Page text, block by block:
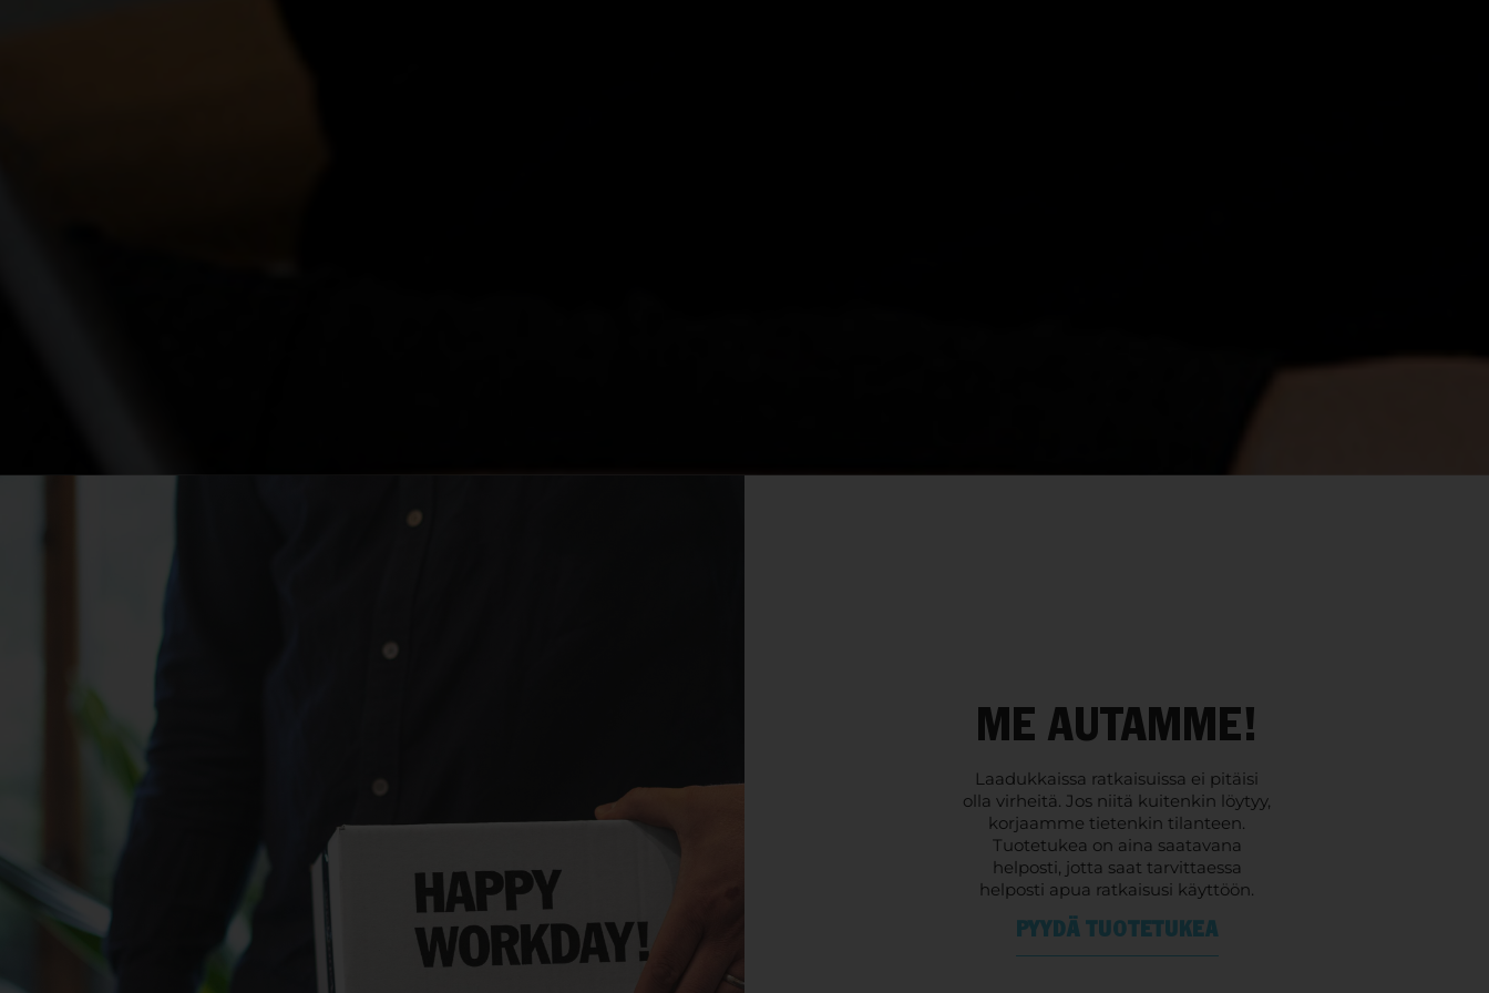
ME AUTAMME!
Laadukkaissa ratkaisuissa ei pitäisi
olla virheitä. Jos niitä kuitenkin löytyy,
korjaamme tietenkin tilanteen.
Tuotetukea on aina saatavana
helposti, jotta saat tarvittaessa
helposti apua ratkaisusi käyttöön.
PYYDÄ TUOTETUKEA